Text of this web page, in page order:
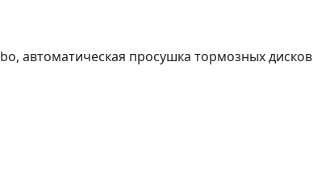
автоматическая просушка тормозных дисков